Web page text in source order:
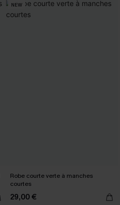
NEW
Robe courte verte à manches
courtes
29,00 €